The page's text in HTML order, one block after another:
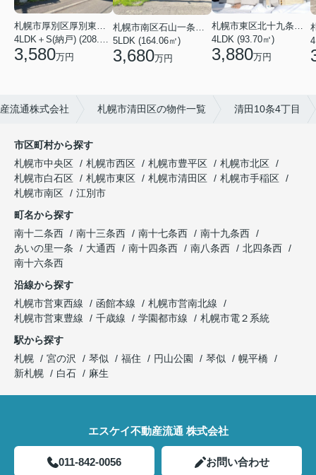
3,580万円
5LDK (164.06㎡)
3,680万円
札幌市東区北十九条東１２丁目
4LDK (93.70㎡)
3,880万円
流通株式会社 札幌市清田区の物件一覧 清田10条4丁目
市区町村から探す
札幌市中央区
札幌市西区 札幌市豊平区
札幌市北区
札幌市白石区
札幌市東区 札幌市清田区
札幌市手稲区
札幌市南区
江別市
町名から探す
南十二条西
南十三条西 南十七条西
南十九条西
あいの里一条
大通西 南十四条西 南八条西
北四条西
南十六条西
沿線から探す
札幌市営東西線
函館本線
札幌市営南北線
札幌市営東豊線
千歳線 学園都市線
札幌市電２系統
駅から探す
札幌
宮の沢 琴似 福住 円山公園 琴似
幌平橋
新札幌
白石 麻生
エスケイ不動産流通 株式会社
011-842-0056 お問い合わせ